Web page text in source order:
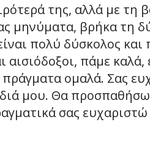
της, αλλά με τη
μηνύματα, βρήκα τη
πολύ δύσκολος
αισιόδοξοι, πάμε
πράγματα ομαλά. Σας
μου. Θα
σας ευχαριστώ